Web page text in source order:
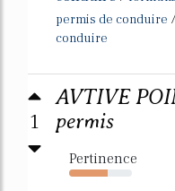
permis de conduire
conduire
1
AVTIVE
permis
Pertinence
61%